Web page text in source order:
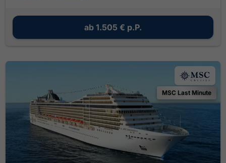
ab 1.505 € p.P.
MSC Last Minute